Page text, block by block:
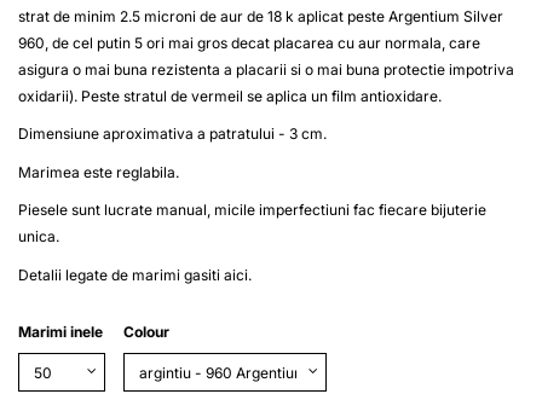
strat de minim 2.5 microni de aur de 18 k aplicat peste Argentium Silver
960, de cel putin 5 ori mai gros decat placarea cu aur normala, care
asigura o mai buna rezistenta a placarii si o mai buna protectie impotriva
oxidarii). Peste stratul de vermeil se aplica un film antioxidare.
Dimensiune aproximativa a patratului - 3 cm.
Marimea este reglabila.
Piesele sunt lucrate manual, micile imperfectiuni fac fiecare bijuterie
unica.
Detalii legate de marimi gasiti aici.
Marimi inele Colour